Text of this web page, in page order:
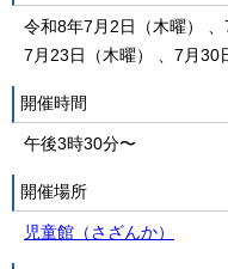
令和8年7月2日（木曜）
7月23日（木曜） 、7月30
開催時間
午後3時30分〜
開催場所
児童館（さざんか）